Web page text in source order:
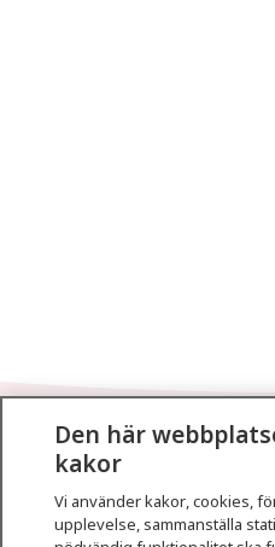
1177–tryggt om
På 1177.se får du råd om
sjukdomar och vilka
Den här
kakor
Vi använder kakor, cookies,
upplevelse, sammanställa